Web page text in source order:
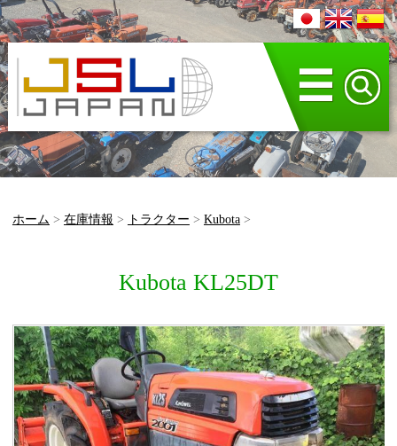
☰
ホーム > 在庫情報 > トラクター > Kubota>
Kubota KL25DT